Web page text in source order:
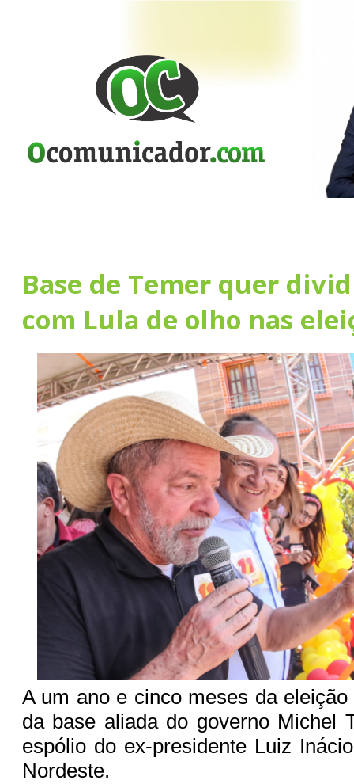
Base de Temer quer
com Lula de olho nas
A um ano e cinco meses da
da base aliada do governo Michel
espólio do ex-presidente Luiz
Nordeste.